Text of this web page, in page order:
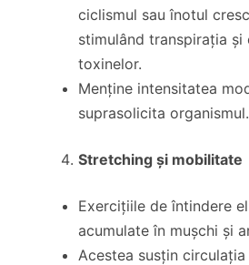
ciclismul sau înotul
stimulând transpirația și
toxinelor.
Menține intensitatea
suprasolicita organismul.
Stretching și mobilitate
Exercițiile de întindere
acumulate în mușchi și
Acestea susțin